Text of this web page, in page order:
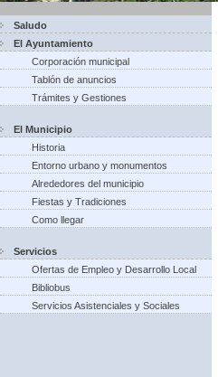
Saludo
El Ayuntamiento
Corporación municipal
Tablón de anuncios
Trámites y Gestiones
El Municipio
Historia
Entorno urbano y monumentos
Alrededores del municipio
Fiestas y Tradiciones
Como llegar
Servicios
Ofertas de Empleo y Desarrollo Local
Bibliobus
Servicios Asistenciales y Sociales